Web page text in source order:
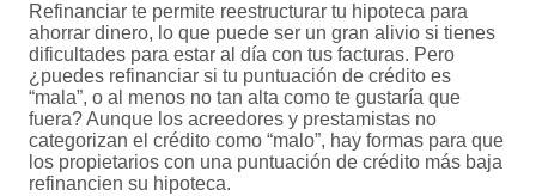
Refinanciar te permite reestructurar tu hipoteca para
ahorrar dinero, lo que puede ser un gran alivio si tienes
dificultades para estar al día con tus facturas. Pero
¿puedes refinanciar si tu puntuación de crédito es
“mala”, o al menos no tan alta como te gustaría que
fuera? Aunque los acreedores y prestamistas no
categorizan el crédito como “malo”, hay formas para que
los propietarios con una puntuación de crédito más baja
refinancien su hipoteca.